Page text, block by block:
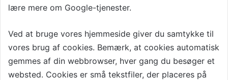
lære mere om Google-tjenester.
Ved at bruge vores hjemmeside giver du samtykke til
vores brug af cookies. Bemærk, at cookies automatisk
gemmes af din webbrowser, hver gang du besøger et
websted. Cookies er små tekstfiler, der placeres på